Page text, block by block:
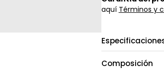
aquí Términos y
Composición